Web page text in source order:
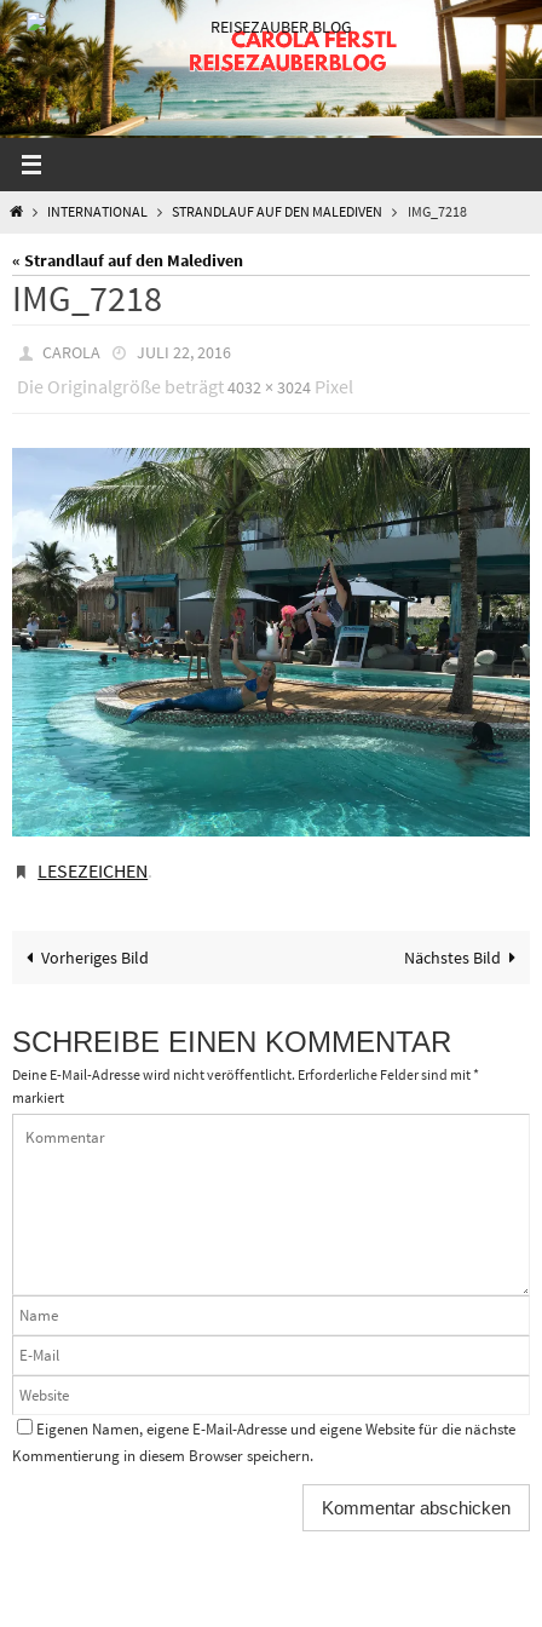
Zum
Inhalt
springen
STARTINTERNATIONAL STRANDLAUF AUF DEN MALEDIVEN IMG_7218
« Strandlauf auf den Malediven
IMG_7218
CAROLA JULI 22, 2016
Die Originalgröße beträgt4032 × 3024 Pixel
LESEZEICHEN.
Vorheriges Bild Nächstes Bild
SCHREIBE EINEN KOMMENTAR
Deine E-Mail-Adresse wird nicht veröffentlicht. Erforderliche Felder sind mit*
markiert
Eigenen Namen, eigene E-Mail-Adresse und eigene Website für die nächste
Kommentierung in diesem Browser speichern.